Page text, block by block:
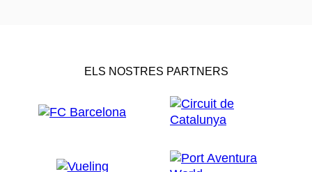
ELS NOSTRES PARTNERS